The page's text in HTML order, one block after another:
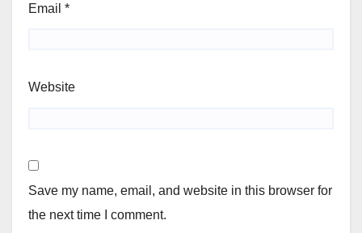
Email *
Website
Save my name, email, and website in this browser for
the next time I comment.